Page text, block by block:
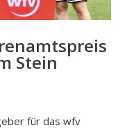
Stein
für das wfv